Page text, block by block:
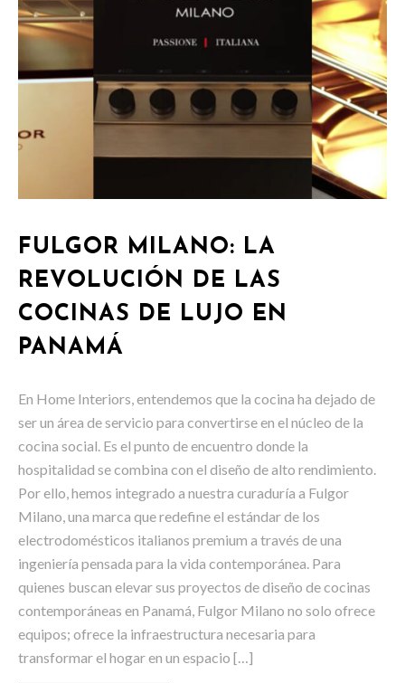
FULGOR MILANO: LA
REVOLUCIÓN DE LAS
COCINAS DE LUJO EN
PANAMÁ
En Home Interiors, entendemos que la cocina ha dejado de
ser un área de servicio para convertirse en el núcleo de la
cocina social. Es el punto de encuentro donde la
hospitalidad se combina con el diseño de alto rendimiento.
Por ello, hemos integrado a nuestra curaduría a Fulgor
Milano, una marca que redefine el estándar de los
electrodomésticos italianos premium a través de una
ingeniería pensada para la vida contemporánea. Para
quienes buscan elevar sus proyectos de diseño de cocinas
contemporáneas en Panamá, Fulgor Milano no solo ofrece
equipos; ofrece la infraestructura necesaria para
transformar el hogar en un espacio […]